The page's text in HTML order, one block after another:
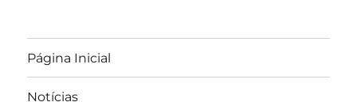
Página Inicial
Notícias